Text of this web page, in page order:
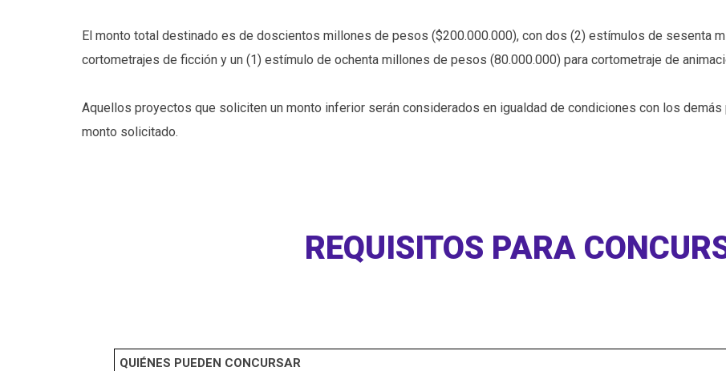
El monto total destinado es de doscientos millones de pesos ($200.000.000), con dos (2) estímulos de sesenta
cortometrajes de ficción y un (1) estímulo de ochenta millones de pesos (80.000.000) para cortometraje de
Aquellos proyectos que soliciten un monto inferior serán considerados en igualdad de condiciones con los
monto solicitado.
REQUISITOS PARA
QUIÉNES PUEDEN CONCURSAR